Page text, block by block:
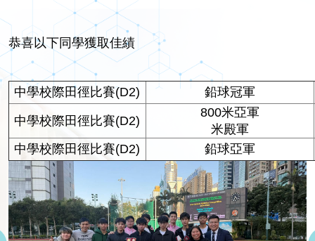
恭喜以下同學獲取佳績
中學校際田徑比賽(D2) 鉛球冠軍
中學校際田徑比賽(D2)
800米亞軍
米殿軍
中學校際田徑比賽(D2)
鉛球亞軍